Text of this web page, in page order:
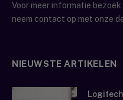
Voor meer informatie
neem contact op met onze
NIEUWSTE ARTIKELEN